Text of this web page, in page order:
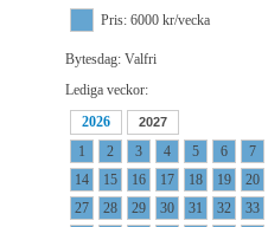
Pris: 6000 kr/vecka
Bytesdag: Valfri
Lediga veckor:
2026
2027
1 2 3 4 5 6 7
14
15 16 17 18 19 20
27
28 29 30 31 32 33